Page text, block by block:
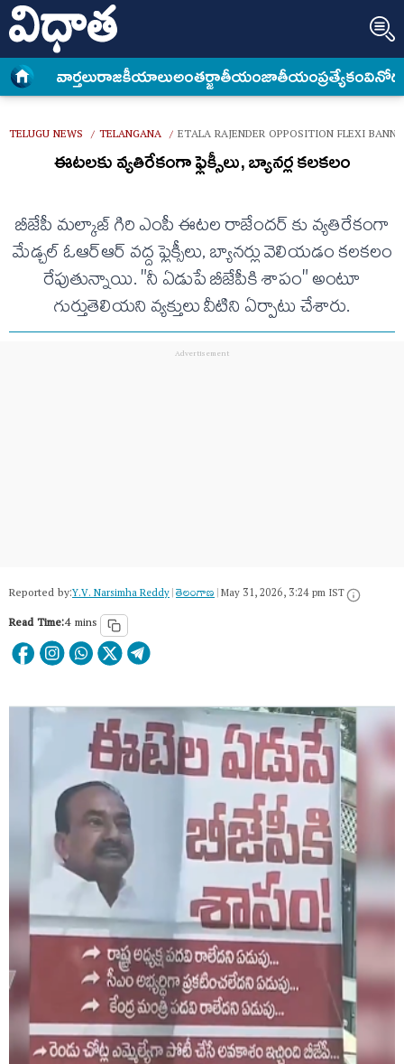
వార్త‌లురాజకీయాలుఅంత‌ర్జాతీయంజాతీయంప్రత్యేకం
TELUGU NEWS / TELANGANA / ETALA RAJENDER OPPOSITION FLEXI
ఈటలకు వ్యతిరేకంగా ఫ్లెక్సీలు, బ్యానర్ల కలకలం
బీజేపీ మల్కాజ్ గిరి ఎంపీ ఈటల రాజేందర్ కు వ్యతిరేకంగా
మేడ్చల్ ఓఆర్ఆర్ వద్ద ఫ్లెక్సీలు, బ్యానర్లు వెలియడం కలకలం
రేపుతున్నాయి. "నీ ఏడుపే బీజేపీకి శాపం" అంటూ
గుర్తుతెలియని వ్యక్తులు వీటిని ఏర్పాటు చేశారు.
Reported by:Y.V. Narsimha Reddy|తెలంగాణ‌|May 31, 2026, 3:24 pm IST
Read Time:4 mins